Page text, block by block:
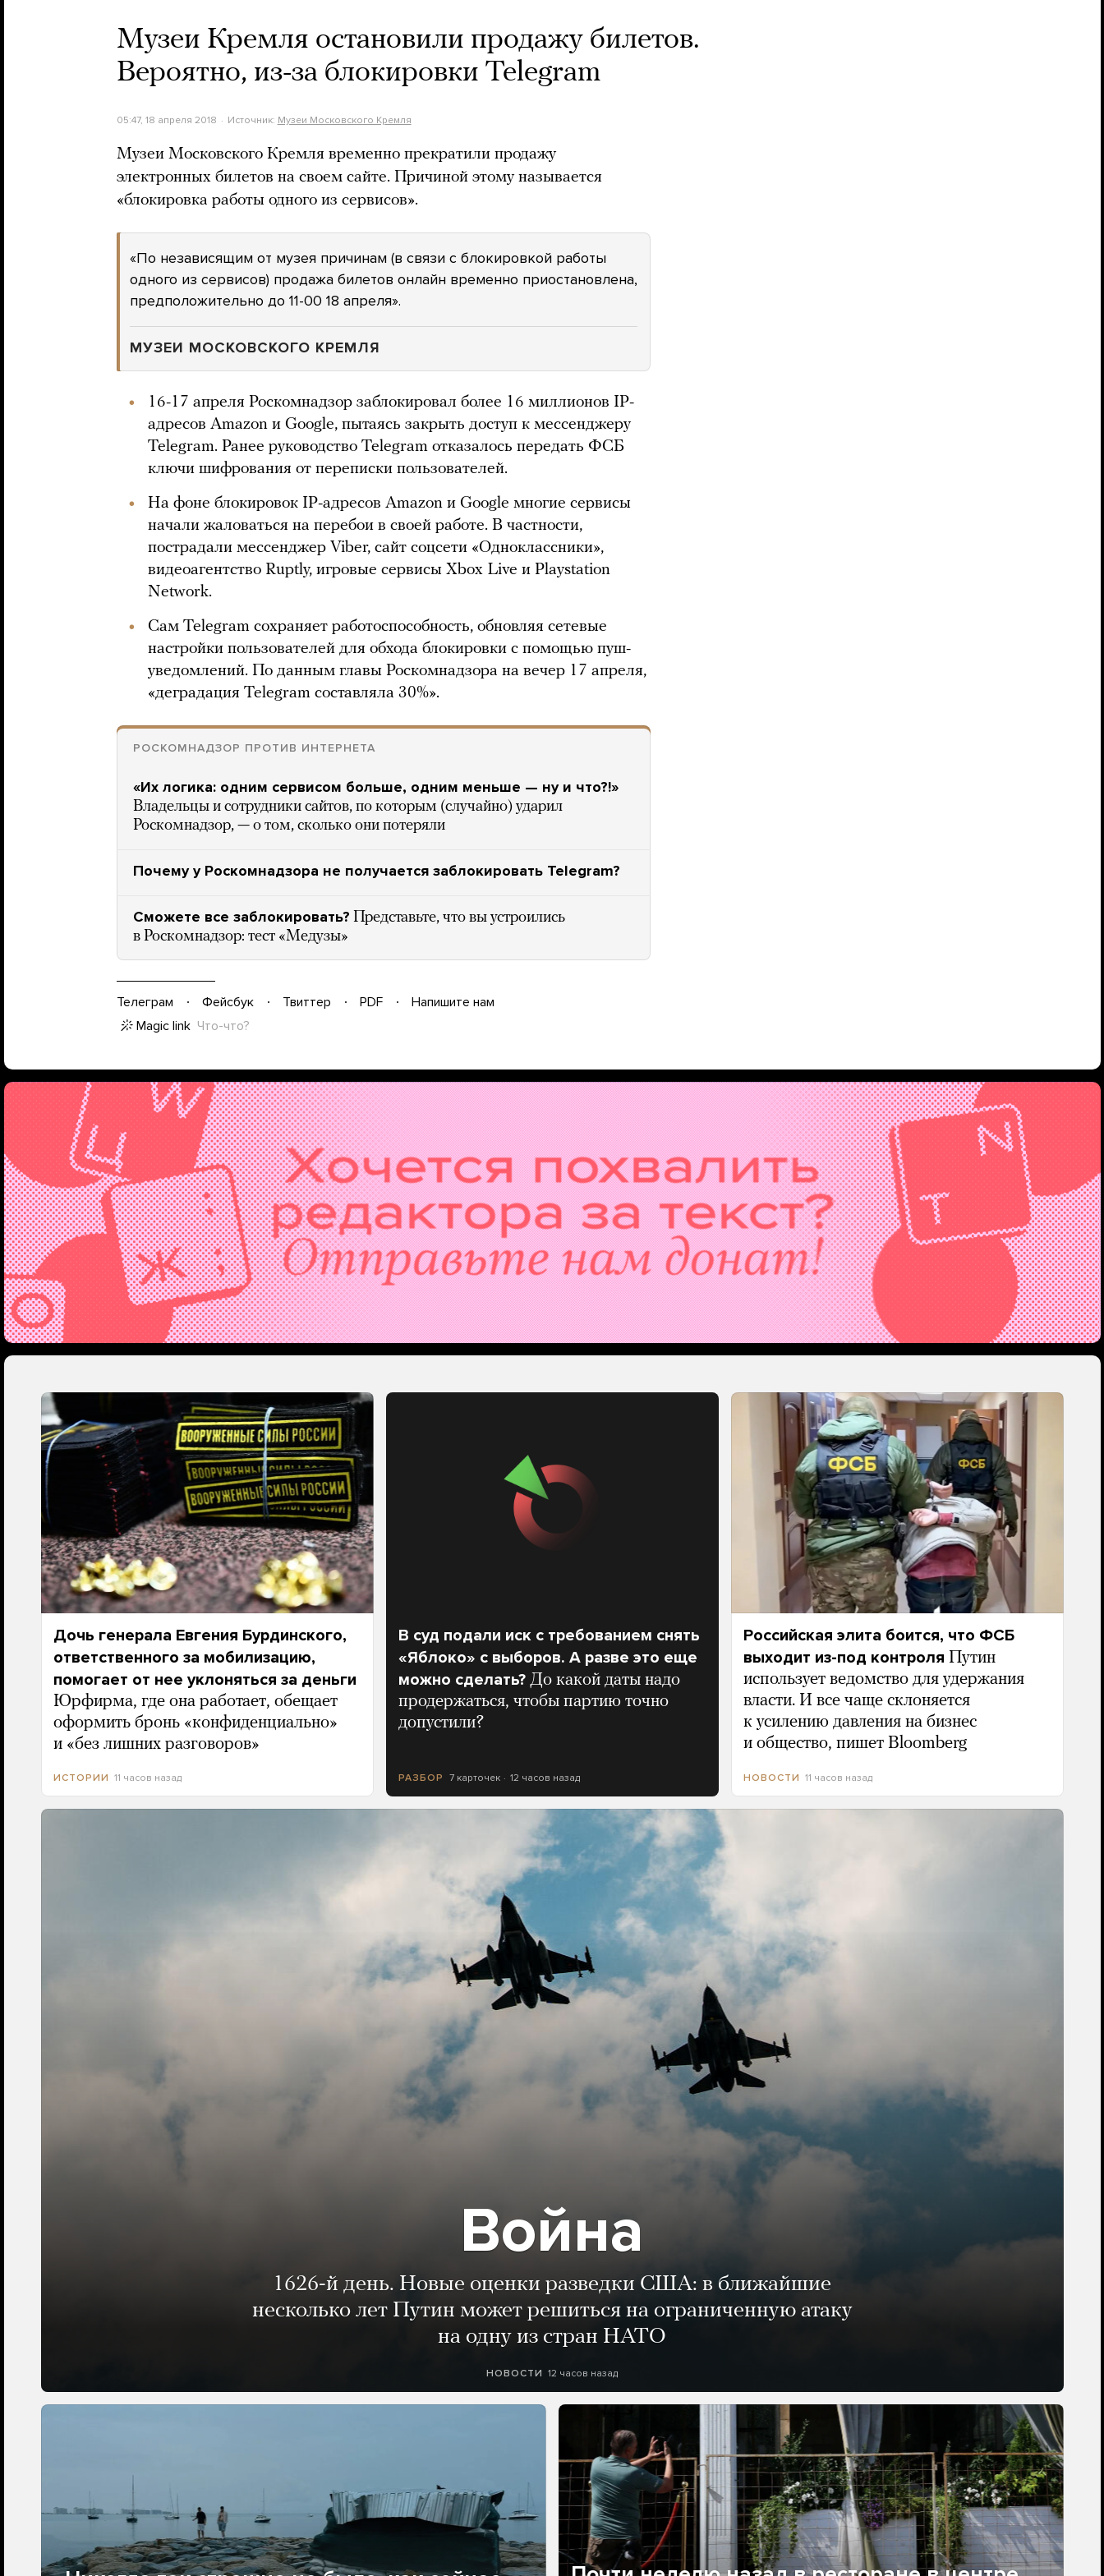
Музеи Кремля остановили продажу билетов.
Вероятно, из-за блокировки Telegram
05:47, 18 апреля 2018 Источник: Музеи Московского Кремля
Музеи Московского Кремля временно прекратили продажу
электронных билетов на своем сайте. Причиной этому называется
«блокировка работы одного из сервисов».
«По независящим от музея причинам (в связи с блокировкой работы
одного из сервисов) продажа билетов онлайн временно приостановлена,
предположительно до 11-00 18 апреля».
МУЗЕИ МОСКОВСКОГО КРЕМЛЯ
16-17 апреля Роскомнадзор заблокировал более 16 миллионов IP-
адресов Amazon и Google, пытаясь закрыть доступ к мессенджеру
Telegram. Ранее руководство Telegram отказалось передать ФСБ
ключи шифрования от переписки пользователей.
На фоне блокировок IP-адресов Amazon и Google многие сервисы
начали жаловаться на перебои в своей работе. В частности,
пострадали мессенджер Viber, сайт соцсети «Одноклассники»,
видеоагентство Ruptly, игровые сервисы Xbox Live и Playstation
Network.
Сам Telegram сохраняет работоспособность, обновляя сетевые
настройки пользователей для обхода блокировки с помощью пуш-
уведомлений. По данным главы Роскомнадзора на вечер 17 апреля,
«деградация Telegram составляла 30%».
РОСКОМНАДЗОР ПРОТИВ ИНТЕРНЕТА
«Их логика: одним сервисом больше, одним меньше — ну и что?!»
Владельцы и сотрудники сайтов, по которым (случайно) ударил
Роскомнадзор, — о том, сколько они потеряли
Почему у Роскомнадзора не получается заблокировать Telegram?
Сможете все заблокировать? Представьте, что вы устроились
в Роскомнадзор: тест «Медузы»
Телеграм Фейсбук Твиттер PDF
Напишите нам
Magic link Что-что?
Дочь генерала Евгения Бурдинского,
ответственного за мобилизацию,
помогает от нее уклоняться за деньги
Юрфирма, где она работает, обещает
оформить бронь «конфиденциально»
и «без лишних разговоров»
ИСТОРИИ 11 часов назад
В суд подали иск с требованием снять
«Яблоко» с выборов. А разве это еще
можно сделать? До какой даты надо
продержаться, чтобы партию точно
допустили?
РАЗБОР 7 карточек 12 часов назад
Российская элита боится, что ФСБ
выходит из-под контроля Путин
использует ведомство для удержания
власти. И все чаще склоняется
к усилению давления на бизнес
и общество, пишет Bloomberg
НОВОСТИ 11 часов назад
Война
1626-й день. Новые оценки разведки США: в ближайшие
несколько лет Путин может решиться на ограниченную атаку
на одну из стран НАТО
НОВОСТИ 12 часов назад